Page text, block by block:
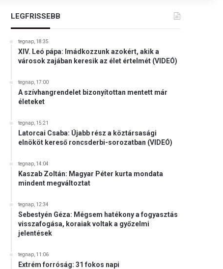
LEGFRISSEBB
tegnap, 18:35
XIV. Leó pápa: Imádkozzunk azokért, akik a
városok zajában keresik az élet értelmét (VIDEÓ)
tegnap, 17:00
A szívhangrendelet bizonyítottan mentett már
életeket
tegnap, 15:21
Latorcai Csaba: Újabb rész a köztársasági
elnököt kereső roncsderbi-sorozatban (VIDEÓ)
tegnap, 14:04
Kaszab Zoltán: Magyar Péter kurta mondata
mindent megváltoztat
tegnap, 12:34
Sebestyén Géza: Mégsem hatékony a fogyasztás
visszafogása, koraiak voltak a győzelmi
jelentések
tegnap, 11:06
Extrém forróság: 31 fokos napi